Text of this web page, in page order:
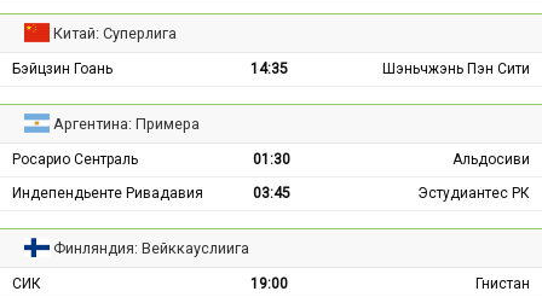
Китай: Суперлига
Бэйцзин Гоань 14:35 Шэньчжэнь Пэн Сити
Аргентина: Примера
Росарио Сентраль 01:30
Альдосиви
Индепендьенте Ривадавия
03:45 Эстудиантес РК
Финляндия: Вейккауслиига
СИК 19:00 Гнистан